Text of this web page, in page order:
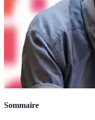
Sommaire